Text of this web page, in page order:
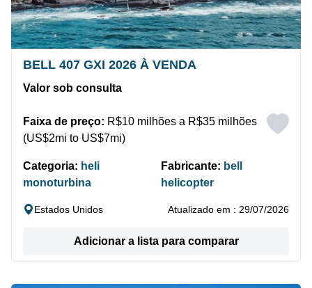
BELL 407 GXI 2026 À VENDA
Valor sob consulta
Faixa de preço: R$10 milhões a R$35 milhões
(US$2mi to US$7mi)
Categoria: heli
monoturbina
Fabricante: bell
helicopter
Estados Unidos Atualizado em : 29/07/2026
Adicionar a lista para comparar